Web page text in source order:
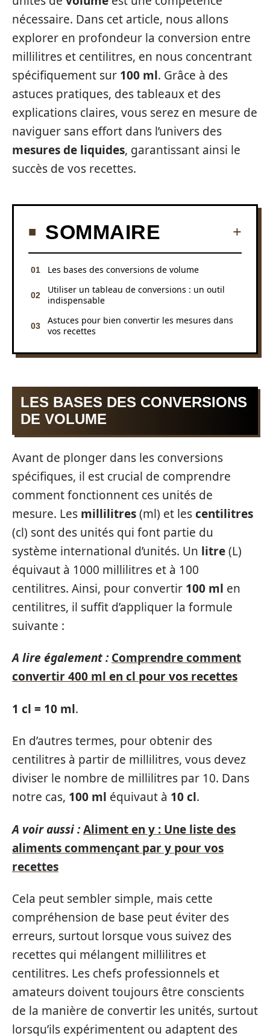
nécessaire. Dans cet article, nous allons
explorer en profondeur la conversion entre
millilitres et centilitres, en nous concentrant
spécifiquement sur 100 ml. Grâce à des
astuces pratiques, des tableaux et des
explications claires, vous serez en mesure de
naviguer sans effort dans l’univers des
mesures de liquides, garantissant ainsi le
succès de vos recettes.
SOMMAIRE
Les bases des conversions de volume
Utiliser un tableau de conversions : un outil
indispensable
Astuces pour bien convertir les mesures dans
vos recettes
LES BASES DES CONVERSIONS
DE VOLUME
Avant de plonger dans les conversions
spécifiques, il est crucial de comprendre
comment fonctionnent ces unités de
mesure. Les millilitres(ml) et lescentilitres
(cl) sont des unités qui font partie du
système international d’unités. Un litre(L)
équivaut à 1000 millilitres et à 100
centilitres. Ainsi, pour convertir 100 ml en
centilitres, il suffit d’appliquer la formule
suivante :
A lire également : Comprendre comment
convertir 400 ml en cl pour vos recettes
1 cl = 10 ml.
En d’autres termes, pour obtenir des
centilitres à partir de millilitres, vous devez
diviser le nombre de millilitres par 10. Dans
notre cas, 100 ml équivaut à 10 cl.
A voir aussi :Aliment en y : Une liste des
aliments commençant par y pour vos
recettes
Cela peut sembler simple, mais cette
compréhension de base peut éviter des
erreurs, surtout lorsque vous suivez des
recettes qui mélangent millilitres et
centilitres. Les chefs professionnels et
amateurs doivent toujours être conscients
de la manière de convertir les unités, surtout
lorsqu’ils expérimentent ou adaptent des